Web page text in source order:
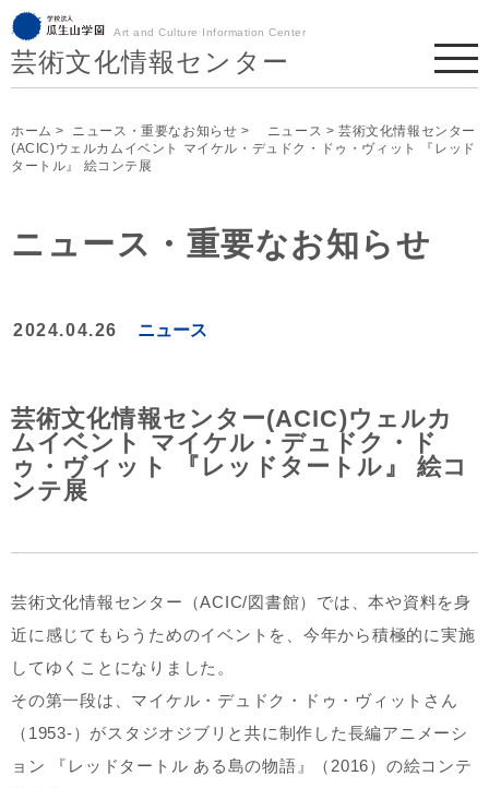
芸術文化情報センター
Art and Culture Information Center
ホーム > ニュース・重要なお知らせ > ニュース > 芸術文化情報センター
(ACIC)ウェルカムイベント マイケル・デュドク・ドゥ・ヴィット 『レッド
タートル』 絵コンテ展
ニュース・重要なお知らせ
2024.04.26 ニュース
芸術文化情報センター(ACIC)ウェルカ
ムイベント マイケル・デュドク・ド
ゥ・ヴィット 『レッドタートル』 絵コ
ンテ展
芸術文化情報センター（ACIC/図書館）では、本や資料を身
近に感じてもらうためのイベントを、今年から積極的に実施
してゆくことになりました。
その第一段は、マイケル・デュドク・ドゥ・ヴィットさん
（1953-）がスタジオジブリと共に制作した長編アニメーシ
ョン 『レッドタートル ある島の物語』（2016）の絵コンテ